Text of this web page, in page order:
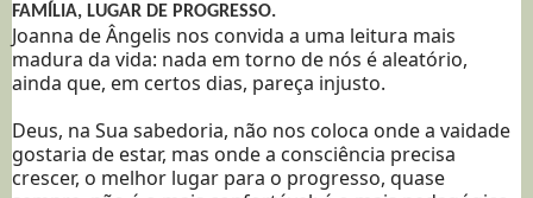
FAMÍLIA, LUGAR DE PROGRESSO.
Joanna de Ângelis nos convida a uma leitura mais
madura da vida: nada em torno de nós é aleatório,
ainda que, em certos dias, pareça injusto.
Deus, na Sua sabedoria, não nos coloca onde a vaidade
gostaria de estar, mas onde a consciência precisa
crescer, o melhor lugar para o progresso, quase